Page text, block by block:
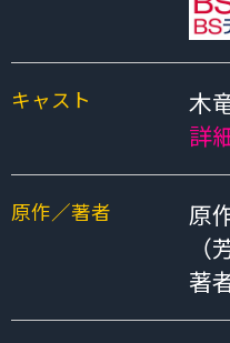
キャスト 木
詳
原作／著者
原
著